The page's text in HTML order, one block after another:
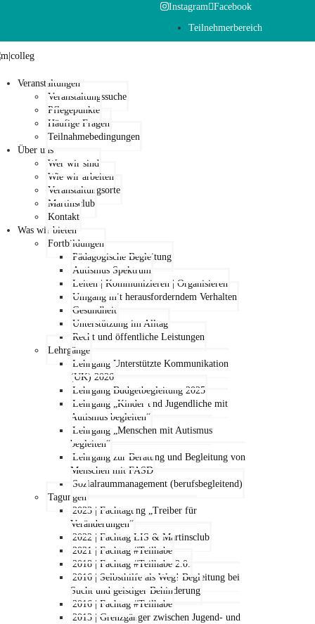
Instagram Facebook
Teilnehmerbereich
Veranstaltungen
Veranstaltungssuche
Pflegepunkte
Häufige Fragen
Teilnahmebedingungen
Über uns
Wer wir sind
Wie wir arbeiten
Veranstaltungsorte
Martinsclub
Kontakt
Was wir bieten
Fortbildungen
Pädagogische Begleitung
Autismus Spektrum
Leiten | Kommunizieren | Organisieren
Umgang mit herausforderndem Verhalten
Gesundheit
Unterstützung im Alltag
Recht und öffentliche Leistungen
Lehrgänge
Lehrgang Unterstützte Kommunikation
(UK) 2026
Lehrgang Budgetbegleitung 2025
Lehrgang „Kinder und Jugendliche mit
Autismus begleiten“
Lehrgang „Menschen mit Autismus
begleiten“
Lehrgang zur Beratung und Begleitung von
Menschen mit FASD
Sozialraummanagement (berufsbegleitend)
Tagungen
2023 | Fachtagung „Treiber für
Veränderungen“
2022 | Fachtag LIS & Martinsclub
2021 | Fachtag #Teilhabe
2018 | Fachtag #Teilhabe 2.0.
2016 | Selbsthilfe als Weg! Begleitung bei
Sucht und geistiger Behinderung
2016 | Fachtag #Teilhabe
2013 | Grenzgänger zwischen Jugend- und